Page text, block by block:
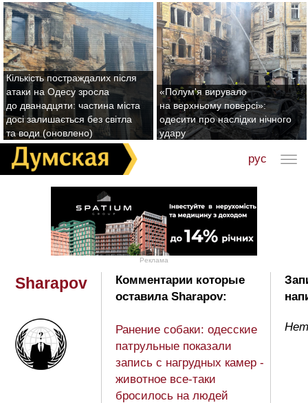
Кількість постраждалих після
атаки на Одесу зросла
до дванадцяти: частина міста
досі залишається без світла
та води (оновлено)
«Полум'я вирувало
на верхньому поверсі»:
одесити про наслідки нічного
удару
рус
Реклама
Sharapov
Комментарии которые
оставила Sharapov:
Ранение собаки: одесские
патрульные показали
запись с нагрудных камер -
животное все-таки
бросилось на людей
Нет